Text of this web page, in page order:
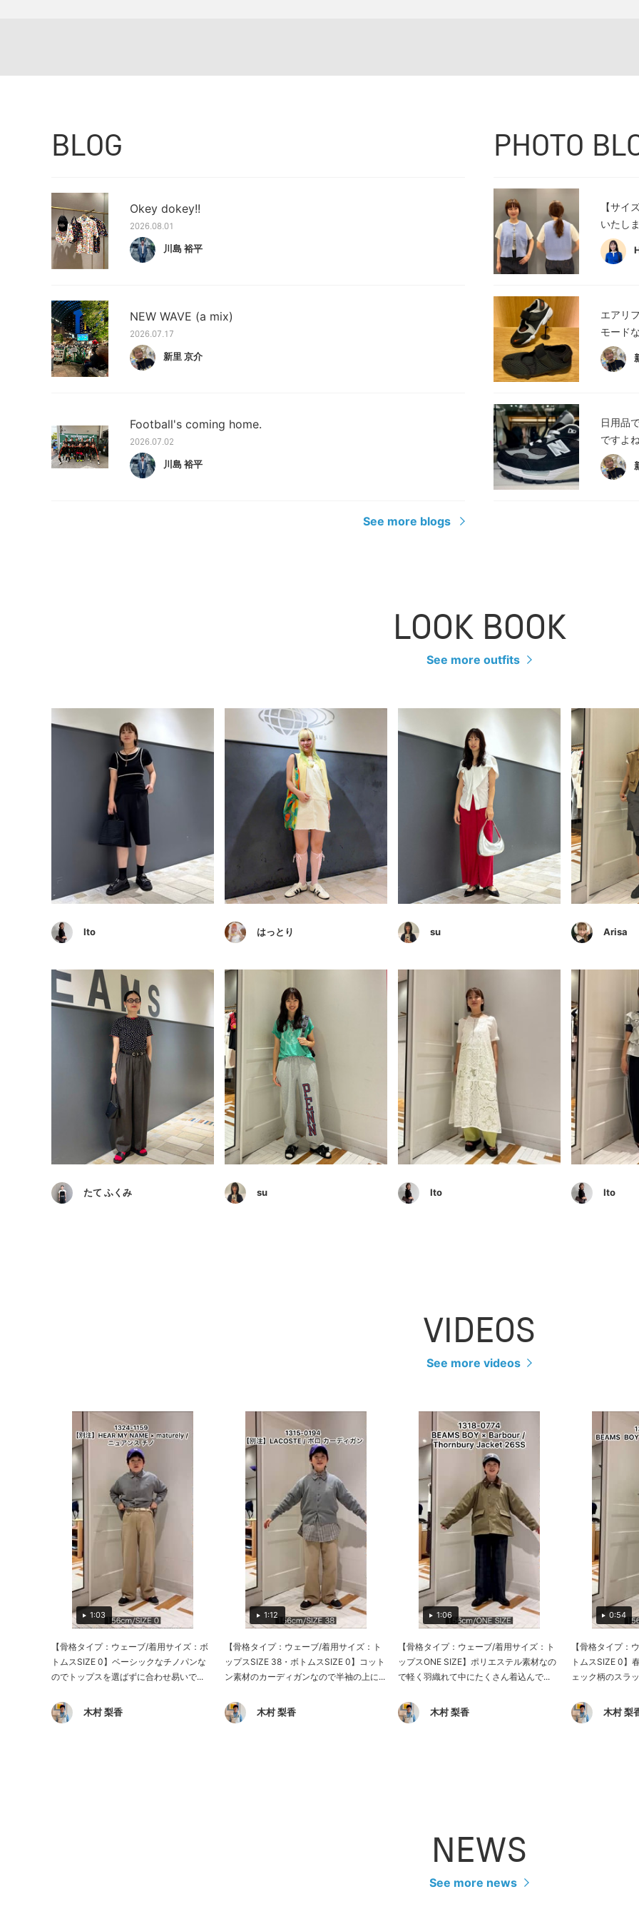
BLOG
Okey dokey!!
2026.08.01
川島 裕平
NEW WAVE (a mix)
2026.07.17
新里 京介
Football's coming home.
2026.07.02
川島 裕平
See more blogs
PHOTO
【サイ
いたし
エアリ
モード
日用品
ですよ
LOOK BOOK
See more outfits
Ito はっとり su Arisa
たて ふくみ su Ito Ito
VIDEOS
See more videos
1:03
【骨格タイプ：ウェーブ/着用サイズ：ボ
トムスSIZE 0】ベーシックなチノパンな
のでトップスを選ばずに合わせ易いで...
木村 梨香
1:12
【骨格タイプ：ウェーブ/着用サイズ：ト
ップスSIZE 38・ボトムスSIZE 0】コット
ン素材のカーディガンなので半袖の上に...
木村 梨香
1:06
【骨格タイプ：ウェーブ/着用サイズ：ト
ップスONE SIZE】ポリエステル素材なの
で軽く羽織れて中にたくさん着込んで...
木村 梨香
0:54
【骨格タイプ：
トムスSIZE 0】
ェック柄のスラ
木村 梨
NEWS
See more news